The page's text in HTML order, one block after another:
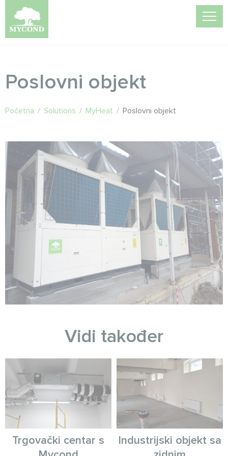
Poslovni objekt
Početna / Solutions / MyHeat / Poslovni objekt
Vidi također
Trgovački centar s
Industrijski objekt sa